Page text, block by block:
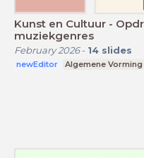
Kunst en Cultuur -
muziekgenres
February 2026- 14 slides
newEditor Algemene Vorming